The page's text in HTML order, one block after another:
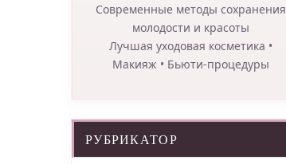
Современные методы сохранения
молодости и красоты
Лучшая уходовая косметика •
Макияж • Бьюти-процедуры
РУБРИКАТОР